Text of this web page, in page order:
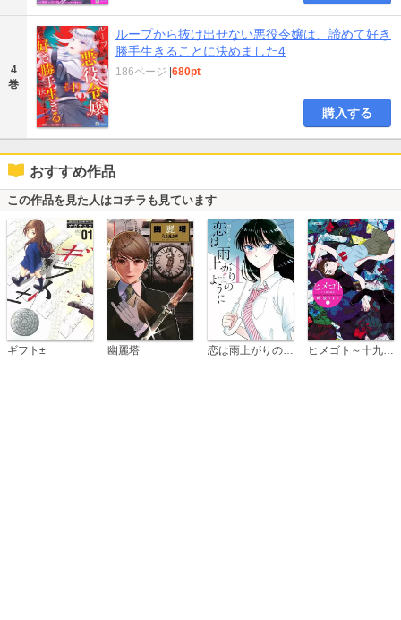
4
巻
ループから抜け出せない悪役令嬢は、諦めて好き
勝手生きることに決めました4
186ページ |680pt
購入する
おすすめ作品
この作品を見た人はコチラも見ています
ギフト± 幽麗塔 ヒメゴト～十九歳の制服～